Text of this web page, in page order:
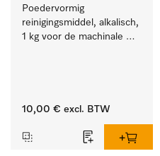
Poedervormig
reinigingsmiddel, alkalisch,
1 kg voor de machinale
10,00 € excl. BTW